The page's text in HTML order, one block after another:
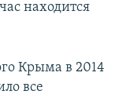
находится
Крыма в 2014
все